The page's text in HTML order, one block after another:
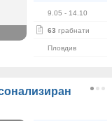
9.05 - 14.10
63 грабнати
Пловдив